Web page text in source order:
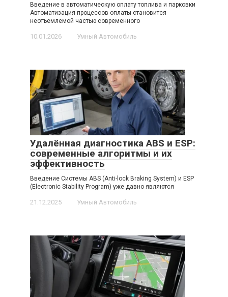
Введение в автоматическую оплату топлива и парковки
Автоматизация процессов оплаты становится
неотъемлемой частью современного
10.01.2026 Умный Автомобиль
Удалённая диагностика ABS и ESP:
современные алгоритмы и их
эффективность
Введение Системы ABS (Anti-lock Braking System) и ESP
(Electronic Stability Program) уже давно являются
21.12.2025 Умный Автомобиль